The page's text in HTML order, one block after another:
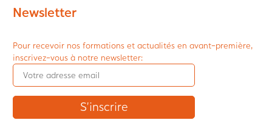
Newsletter
Pour recevoir nos formations et actualités en avant-première,
inscrivez-vous à notre newsletter: